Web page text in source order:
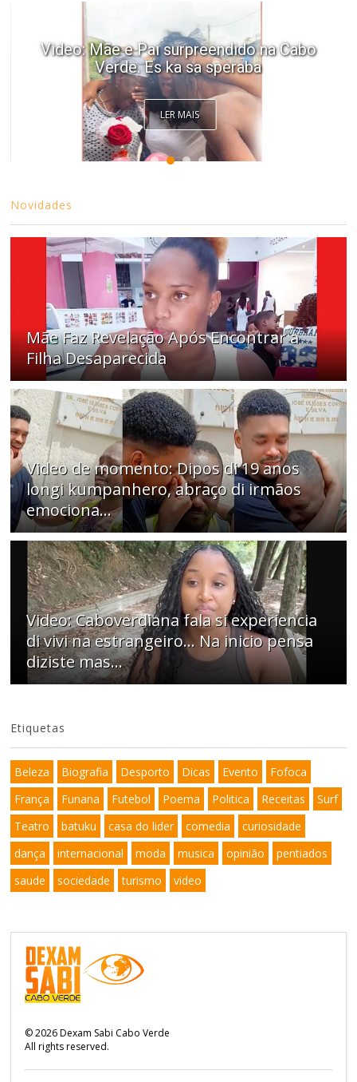
Video: Mãe e Pai surpreendido na Cabo
Verde. Es ka sa speraba
LER MAIS
Novidades
Mãe Faz Revelação Após Encontrar a
Filha Desaparecida
Video de momento: Dipos di 19 anos
longi kumpanhero, abraço di irmãos
emociona…
Video: Caboverdiana fala si experiencia
di vivi na estrangeiro... Na inicio pensa
diziste mas...
Etiquetas
Beleza Biografia Desporto Dicas Evento
Fofoca
França
Funana Futebol Poema Politica Receitas
Surf
Teatro
batuku casa do lider comedia
curiosidade
dança
internacional moda musica opinião
pentiados
saude
sociedade turismo video
©2026Dexam Sabi Cabo Verde
All rights reserved.